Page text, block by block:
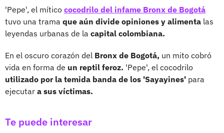
'Pepe', el mítico cocodrilo del infame Bronx de Bogotá
tuvo una trama que aún divide opiniones y alimenta las
leyendas urbanas de la capital colombiana.
En el oscuro corazón del Bronx de Bogotá, un mito cobró
vida en forma de un reptil feroz. 'Pepe', el cocodrilo
utilizado por la temida banda de los 'Sayayines' para
ejecutar a sus víctimas.
Te puede interesar